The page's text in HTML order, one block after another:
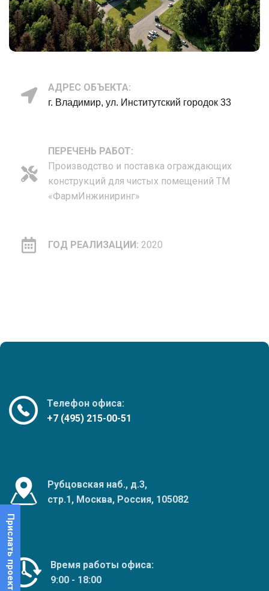
АДРЕС ОБЪЕКТА:
г. Владимир, ул. Институтский городок 33
ПЕРЕЧЕНЬ РАБОТ:
Производство и поставка ограждающих
конструкций для чистых помещений ТМ
«ФармИнжиниринг»
ГОД РЕАЛИЗАЦИИ: 2020
Телефон офиса:
+7 (495) 215-00-51
Рубцовская наб., д.3,
стр.1, Москва, Россия, 105082
Время работы офиса:
9:00 - 18:00
Прислать проект